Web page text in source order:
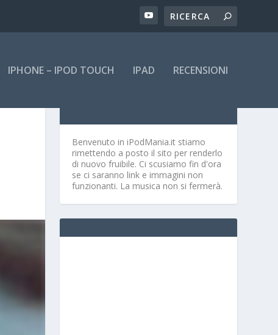
IPHONE – IPOD TOUCH IPAD RECENSIONI
Benvenuto in iPodMania.it stiamo
rimettendo a posto il sito per renderlo
di nuovo fruibile. Ci scusiamo fin d'ora
se ci saranno link e immagini non
funzionanti. La musica non si fermerà.